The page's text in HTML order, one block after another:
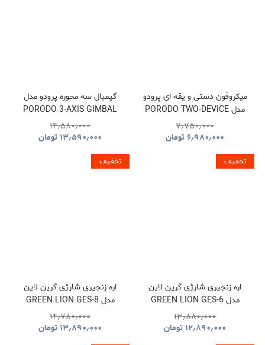
میکروفون دستی و یقه ای پرودو
مدل PORODO TWO-DEVICE
CONNECT HANDHELD
LAVALIER MICROPHONE
۷٫۷۵۰٫۰۰۰
۶٫۹۸۰٫۰۰۰تومان
گیمبال سه محوره پرودو مدل
PORODO 3-AXIS GIMBAL
STABILIZER PDLFST127BK
۱۴٫۵۸۰٫۰۰۰
۱۳٫۵۹۰٫۰۰۰ تومان
تخفیف
اره زنجیری شارژی گرین لاین
مدل GREEN LION GES-6
CORDLESS ELECTRIC
CHAINSAW
۱۳٫۸۸۰٫۰۰۰
۱۲٫۸۹۰٫۰۰۰ تومان
تخفیف
اره زنجیری شارژی گرین لاین
مدل GREEN LION GES-8
BRUSHLESS CORDLESS
CHAINSAW GNOCSWTLGN
۱۴٫۷۸۰٫۰۰۰
۱۳٫۸۹۰٫۰۰۰ تومان